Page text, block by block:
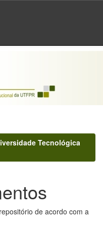
Tecnológica
de acordo com a